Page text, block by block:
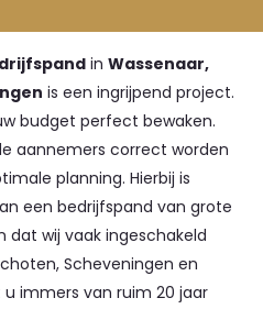
inWassenaar,
is een ingrijpend project.
budget perfect bewaken.
aannemers correct worden
planning. Hierbij is
een bedrijfspand van grote
dat wij vaak ingeschakeld
Scheveningen en
immers van ruim 20 jaar